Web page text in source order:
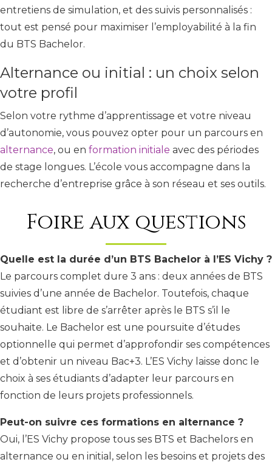
entretiens de simulation, et des suivis personnalisés :
tout est pensé pour maximiser l’employabilité à la fin
du BTS Bachelor.
Alternance ou initial : un choix selon
votre profil
Selon votre rythme d’apprentissage et votre niveau
d’autonomie, vous pouvez opter pour un parcours en
alternance, ou en formation initiale avec des périodes
de stage longues. L’école vous accompagne dans la
recherche d’entreprise grâce à son réseau et ses outils.
Foire aux questions
Quelle est la durée d’un BTS Bachelor à l’ES Vichy ?
Le parcours complet dure 3 ans : deux années de BTS
suivies d’une année de Bachelor. Toutefois, chaque
étudiant est libre de s’arrêter après le BTS s’il le
souhaite. Le Bachelor est une poursuite d’études
optionnelle qui permet d’approfondir ses compétences
et d’obtenir un niveau Bac+3. L’ES Vichy laisse donc le
choix à ses étudiants d’adapter leur parcours en
fonction de leurs projets professionnels.
Peut-on suivre ces formations en alternance ?
Oui, l’ES Vichy propose tous ses BTS et Bachelors en
alternance ou en initial, selon les besoins et projets des